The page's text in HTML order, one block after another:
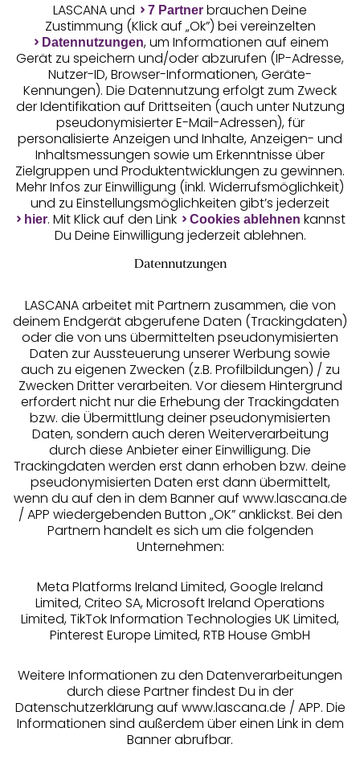
Geprüfte Sicherheit
Unsere Apps
Services
Beratung
Über uns
Rechtliches
Alle Preise inkl. MwSt., zzgl.
Versandkosten
LASCANA und 7 Partner brauchen Deine
Zustimmung (Klick auf „Ok”) bei vereinzelten
Datennutzungen, um Informationen auf einem
Gerät zu speichern und/oder abzurufen (IP-Adresse,
Nutzer-ID, Browser-Informationen, Geräte-
Kennungen). Die Datennutzung erfolgt zum Zweck
der Identifikation auf Drittseiten (auch unter Nutzung
pseudonymisierter E-Mail-Adressen), für
personalisierte Anzeigen und Inhalte, Anzeigen- und
Inhaltsmessungen sowie um Erkenntnisse über
Zielgruppen und Produktentwicklungen zu gewinnen.
Mehr Infos zur Einwilligung (inkl. Widerrufsmöglichkeit)
und zu Einstellungsmöglichkeiten gibt’s jederzeit
hier. Mit Klick auf den Link Cookies ablehnen kannst
Du Deine Einwilligung jederzeit ablehnen.
Datennutzungen
LASCANA arbeitet mit Partnern zusammen, die von
deinem Endgerät abgerufene Daten (Trackingdaten)
oder die von uns übermittelten pseudonymisierten
Daten zur Aussteuerung unserer Werbung sowie
auch zu eigenen Zwecken (z.B. Profilbildungen) / zu
Zwecken Dritter verarbeiten. Vor diesem Hintergrund
erfordert nicht nur die Erhebung der Trackingdaten
bzw. die Übermittlung deiner pseudonymisierten
Daten, sondern auch deren Weiterverarbeitung
durch diese Anbieter einer Einwilligung. Die
Trackingdaten werden erst dann erhoben bzw. deine
pseudonymisierten Daten erst dann übermittelt,
wenn du auf den in dem Banner auf www.lascana.de
/ APP wiedergebenden Button „OK” anklickst. Bei den
Partnern handelt es sich um die folgenden
Unternehmen:
Meta Platforms Ireland Limited, Google Ireland
Limited, Criteo SA, Microsoft Ireland Operations
Limited, TikTok Information Technologies UK Limited,
Pinterest Europe Limited, RTB House GmbH
Weitere Informationen zu den Datenverarbeitungen
durch diese Partner findest Du in der
Datenschutzerklärung auf www.lascana.de / APP. Die
Informationen sind außerdem über einen Link in dem
Banner abrufbar.